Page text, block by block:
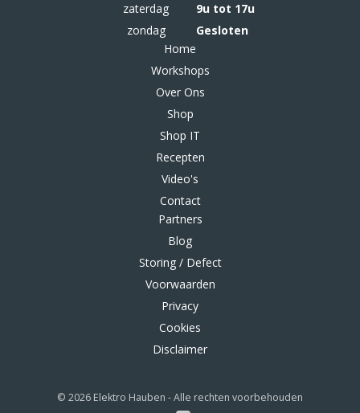
zaterdag
9u tot 17u
zondag
Gesloten
Home
Workshops
Over Ons
Shop
Shop IT
Recepten
Video's
Contact
Partners
Blog
Storing / Defect
Voorwaarden
Privacy
Cookies
Disclaimer
© 2026 Elektro Hauben - Alle rechten voorbehouden